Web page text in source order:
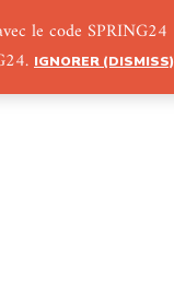
le code SPRING24
IGNORER (DISMISS)